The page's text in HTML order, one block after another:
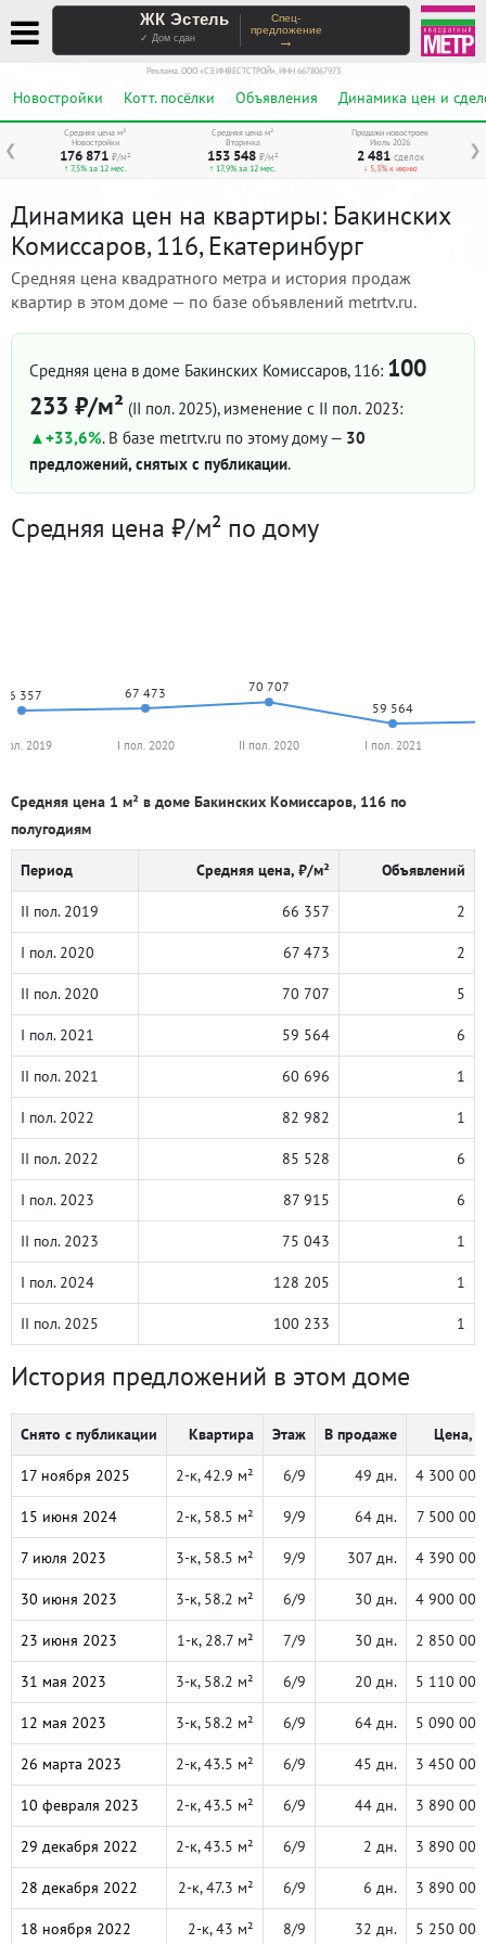
ЖК Эстель
✓ Дом сдан
Спец-
предложение
→
Реклама. ООО «СЗ ИНВЕСТСТРОЙ», ИНН 6678067973
Новостройки Котт. посёлки Объявления Динамика цен и
❮ ❯
Средняя цена м²
Новостройки
176 871 ₽/м²
↑ 7,5% за 12 мес.
Средняя цена м²
Вторичка
153 548 ₽/м²
↑ 17,9% за 12 мес.
Продажи новостроек
Июль 2026
2 481 сделок
↓ 5,3% к июню
Динамика цен на квартиры: Бакинских
Комиссаров, 116, Екатеринбург
Средняя цена квадратного метра и история продаж
квартир в этом доме — по базе объявлений metrtv.ru.
Средняя цена в доме Бакинских Комиссаров, 116: 100
233 ₽/м² (II пол. 2025), изменение с II пол. 2023:
+33,6%. В базе metrtv.ru по этому дому — 30
предложений, снятых с публикации.
Средняя цена ₽/м² по дому
66 357 67 473 70 707
59 564
2019 I пол. 2020 II пол. 2020 I пол. 2021
Средняя цена 1 м² в доме Бакинских Комиссаров, 116 по
полугодиям
Период Средняя цена, ₽/м² Объявлений
II пол. 2019 66 357 2
I пол. 2020 67 473 2
II пол. 2020 70 707 5
I пол. 2021 59 564 6
II пол. 2021 60 696 1
I пол. 2022 82 982 1
II пол. 2022 85 528 6
I пол. 2023 87 915 6
II пол. 2023 75 043 1
I пол. 2024 128 205 1
II пол. 2025 100 233 1
История предложений в этом доме
Снято с публикации Квартира Этаж В продаже Цена, ₽
17 ноября 2025 2-к, 42.9 м² 6/9 49 дн. 4 300 000
15 июня 2024 2-к, 58.5 м² 9/9 64 дн. 7 500 000
7 июля 2023 3-к, 58.5 м² 9/9 307 дн. 4 390 000
30 июня 2023 3-к, 58.2 м² 6/9 30 дн. 4 900 000
23 июня 2023 1-к, 28.7 м² 7/9 30 дн. 2 850 000
31 мая 2023 3-к, 58.2 м² 6/9 20 дн. 5 110 000
12 мая 2023 3-к, 58.2 м² 6/9 64 дн. 5 090 000
26 марта 2023 2-к, 43.5 м² 6/9 45 дн. 3 450 000
10 февраля 2023 2-к, 43.5 м² 6/9 44 дн. 3 890 000
29 декабря 2022 2-к, 43.5 м² 6/9 2 дн. 3 890 000
28 декабря 2022 2-к, 47.3 м² 6/9 6 дн. 3 890 000
18 ноября 2022 2-к, 43 м² 8/9 32 дн. 5 250 000